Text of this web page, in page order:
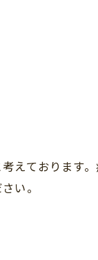
えております
い。